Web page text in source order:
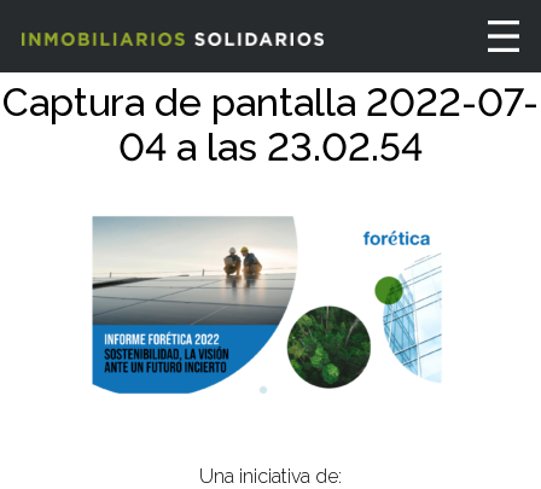
Captura de pantalla 2022-07-
04 a las 23.02.54
Una iniciativa de: